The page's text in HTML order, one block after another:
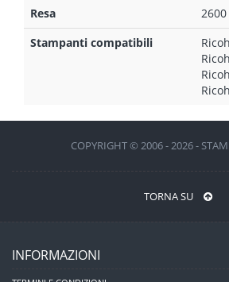
Resa
Stampanti compatibili
COPYRIGHT © 2006 - 2026 -
TORNA SU
INFORMAZIONI